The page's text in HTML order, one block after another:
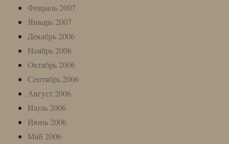
Февраль 2007
Январь 2007
Декабрь 2006
Ноябрь 2006
Октябрь 2006
Сентябрь 2006
Август 2006
Июль 2006
Июнь 2006
Май 2006